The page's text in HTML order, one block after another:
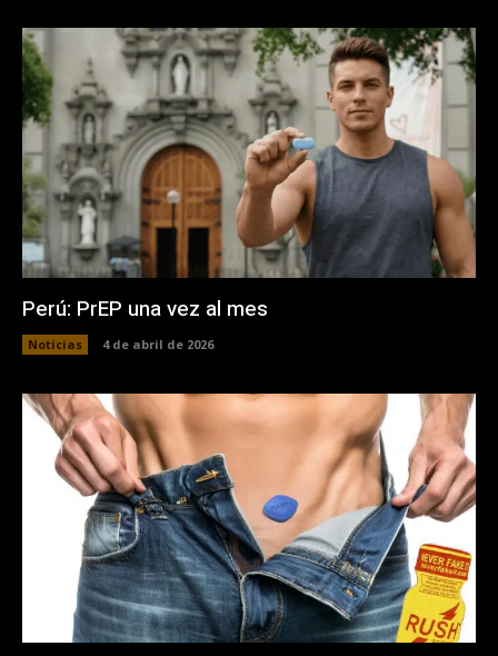
Perú: PrEP una vez al mes
Noticias 4 de abril de 2026